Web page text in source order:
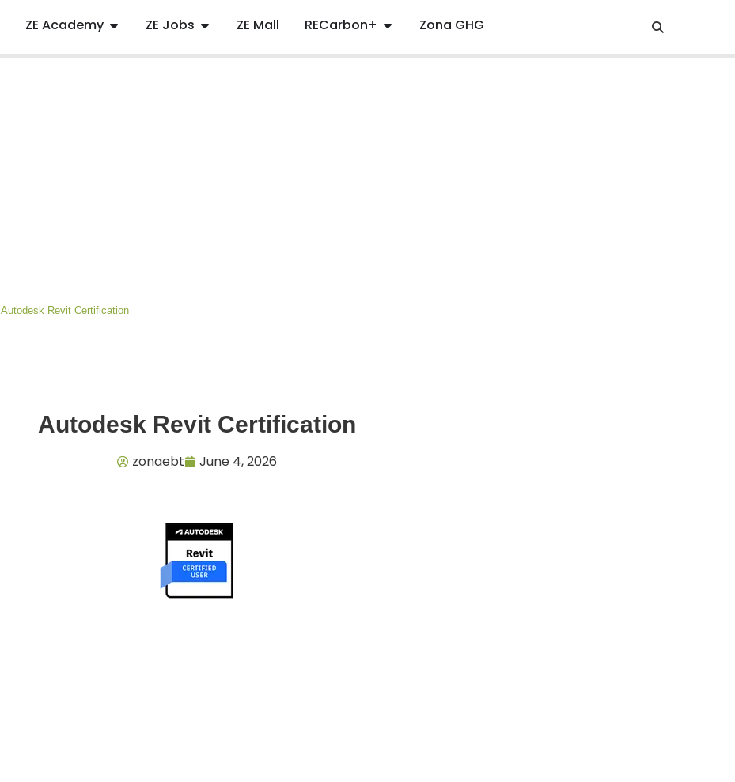
ZE Academy ZE Jobs ZE Mall RECarbon+ Zona GHG
Autodesk Revit Certification
Autodesk Revit Certification
zonaebt June 4, 2026